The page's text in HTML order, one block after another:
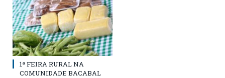
1ª FEIRA RURAL NA
COMUNIDADE BACABAL